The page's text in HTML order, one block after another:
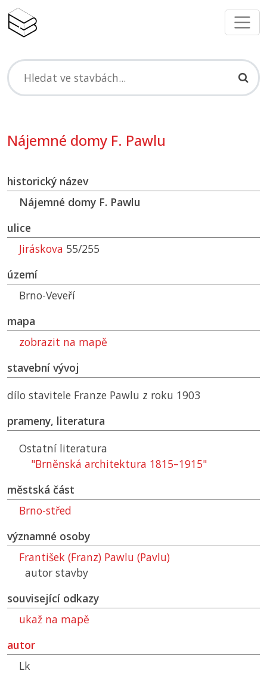
Nájemné domy F. Pawlu
historický název
Nájemné domy F. Pawlu
ulice
Jiráskova 55/255
území
Brno-Veveří
mapa
zobrazit na mapě
stavební vývoj
dílo stavitele Franze Pawlu z roku 1903
prameny, literatura
Ostatní literatura
"Brněnská architektura 1815–1915"
městská část
Brno-střed
významné osoby
František (Franz) Pawlu (Pavlu)
autor stavby
související odkazy
ukaž na mapě
autor
Lk